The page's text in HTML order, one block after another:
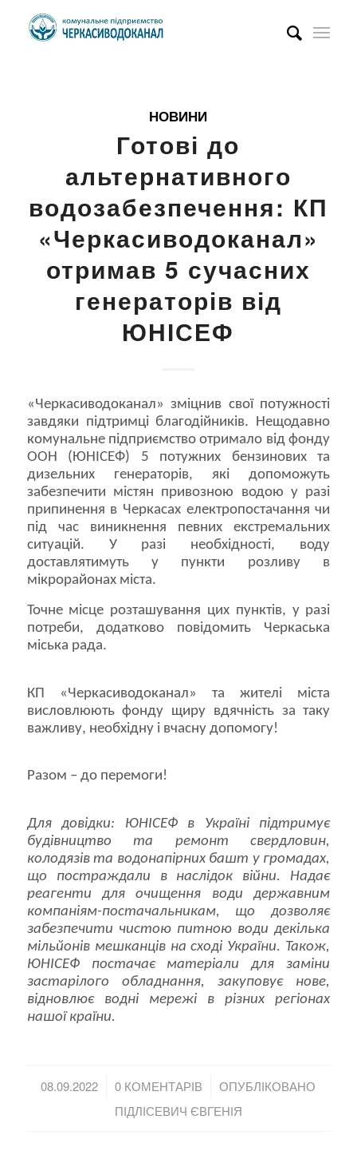
НОВИНИ
Готові до
альтернативного
водозабезпечення: КП
«Черкасиводоканал»
отримав 5 сучасних
генераторів від
ЮНІСЕФ
«Черкасиводоканал» зміцнив свої потужності
завдяки підтримці благодійників. Нещодавно
комунальне підприємство отримало від фонду
ООН (ЮНІСЕФ) 5 потужних бензинових та
дизельних генераторів, які допоможуть
забезпечити містян привозною водою у разі
припинення в Черкасах електропостачання чи
під час виникнення певних екстремальних
ситуацій. У разі необхідності, воду
доставлятимуть у пункти розливу в
мікрорайонах міста.
Точне місце розташування цих пунктів, у разі
потреби, додатково повідомить Черкаська
міська рада.
КП «Черкасиводоканал» та жителі міста
висловлюють фонду щиру вдячність за таку
важливу, необхідну і вчасну допомогу!
Разом – до перемоги!
Для довідки: ЮНІСЕФ в Україні підтримує
будівництво та ремонт свердловин,
колодязів та водонапірних башт у громадах,
що постраждали в наслідок війни. Надає
реагенти для очищення води державним
компаніям-постачальникам, що дозволяє
забезпечити чистою питною води декілька
мільйонів мешканців на сході України. Також,
ЮНІСЕФ постачає матеріали для заміни
застарілого обладнання, закуповує нове,
відновлює водні мережі в різних регіонах
нашої країни.
08.09.2022
/ 0 КОМЕНТАРІВ
/
ОПУБЛІКОВАНО
ПІДЛІСЕВИЧ ЄВГЕНІЯ